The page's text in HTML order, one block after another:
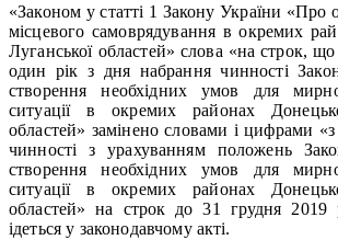
«Законом у статті 1 Закону України «Про
місцевого самоврядування в окремих
Луганської областей» слова «на строк, що
один рік з дня набрання чинності
створення необхідних умов для
ситуації в окремих районах
областей» замінено словами і цифрами
чинності з урахуванням положень
створення необхідних умов для
ситуації в окремих районах
областей» на строк до 31 грудня
ідеться у законодавчому акті.